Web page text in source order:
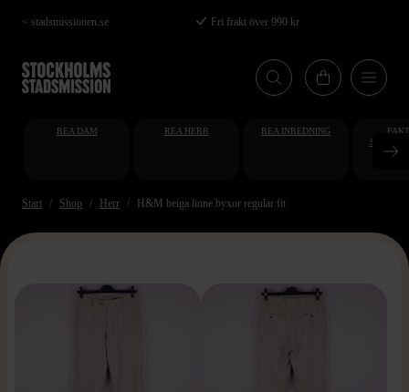
Hoppa
till
huvudinnehåll
< stadsmissionen.se Fri frakt över 990 kr
REA DAM REA HERR REA INREDNING
Start Shop Herr H&M beiga linne byxor regular fit